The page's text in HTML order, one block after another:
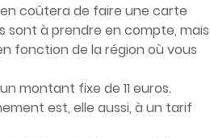
en coûtera de faire une carte
sont à prendre en compte, mais
fonction de la région où vous
montant fixe de 11 euros.
est, elle aussi, à un tarif